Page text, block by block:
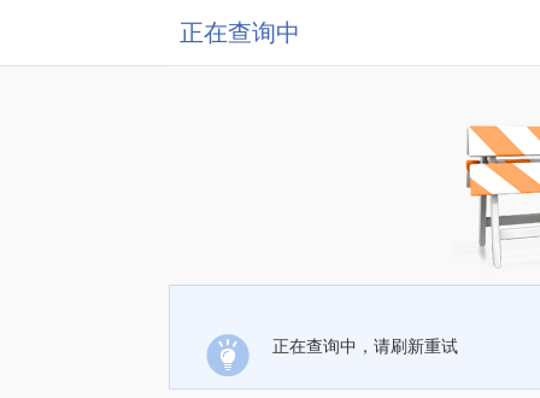
正在查询中
正在查询中，请刷新重试